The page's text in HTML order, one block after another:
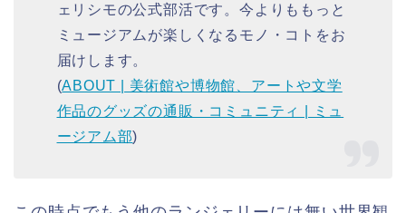
ェリシモの公式部活です。今よりももっと
ミュージアムが楽しくなるモノ・コトをお
届けします。
(ABOUT | 美術館や博物館、アートや文学
作品のグッズの通販・コミュニティ | ミュ
ージアム部)